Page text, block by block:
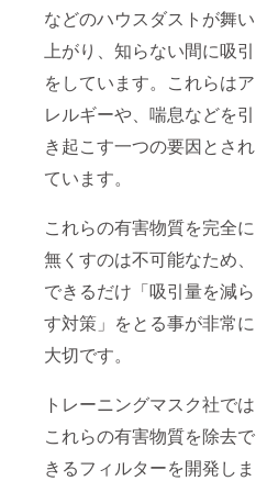
などのハウスダストが舞い
上がり、知らない間に吸引
をしています。これらはア
レルギーや、喘息などを引
き起こす一つの要因とされ
ています。
これらの有害物質を完全に
無くすのは不可能なため、
できるだけ「吸引量を減ら
す対策」をとる事が非常に
大切です。
トレーニングマスク社では
これらの有害物質を除去で
きるフィルターを開発しま